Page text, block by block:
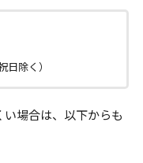
日除く）
場合は、以下からも